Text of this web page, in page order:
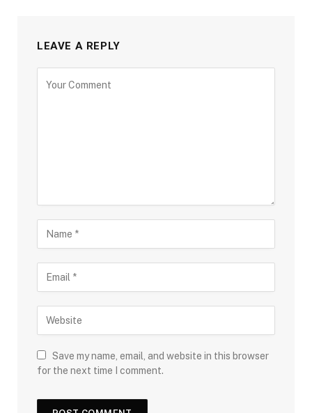
LEAVE A REPLY
Save my name, email, and website in this browser
for the next time I comment.